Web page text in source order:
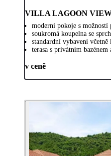
VILLA LAGOON VIEW
moderní pokoje s
soukromá koupelna se
standardní vybavení
terasa s privátním
v ceně